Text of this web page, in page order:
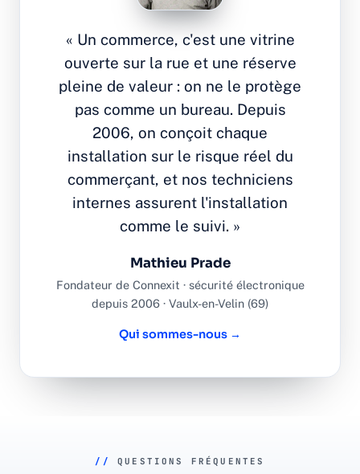
« Un commerce, c'est une vitrine
ouverte sur la rue et une réserve
pleine de valeur : on ne le protège
pas comme un bureau. Depuis
2006, on conçoit chaque
installation sur le risque réel du
commerçant, et nos techniciens
internes assurent l'installation
comme le suivi. »
Mathieu Prade
Fondateur de Connexit · sécurité électronique
depuis 2006 · Vaulx-en-Velin (69)
Qui sommes-nous →
// QUESTIONS FRÉQUENTES